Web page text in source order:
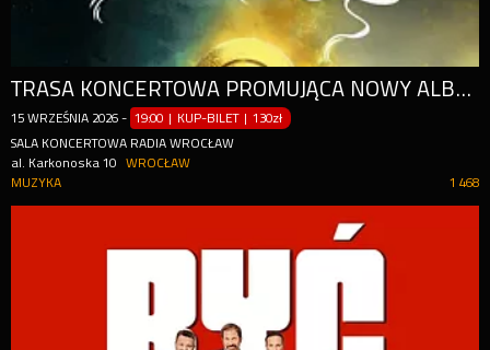
TRASA KONCERTOWA PROMUJĄCA NOWY ALBUM "KRÓLESTWO"
15 WRZEŚNIA 2026 - 19:00 | KUP-BILET |130zł
SALA KONCERTOWA RADIA WROCŁAW
al. Karkonoska 10
WROCŁAW
1 468
MUZYKA